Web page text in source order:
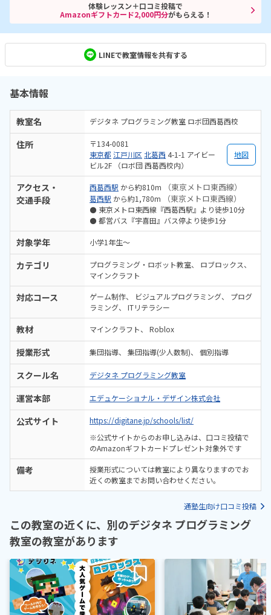
体験レッスン＋口コミ投稿で
Amazonギフトカード2,000円分がもらえる！
LINEで教室情報を共有する
基本情報
教室名 デジタネ プログラミング教室 ロボ団西葛西校
住所
〒134-0081
東京都 江戸川区 北葛西 4-1-1 アイビー
ビル2F （ロボ団 西葛西校内）
地図
アクセス・
交通手段
西葛西駅 から約810m （東京メトロ東西線）
葛西駅 から約1,780m （東京メトロ東西線）
⚫️ 東京メトロ東西線『西葛西駅』より徒歩10分
⚫️ 都営バス『宇喜田』バス停より徒歩1分
対象学年 小学1年生～
カテゴリ プログラミング・ロボット教室
ロブロックス
マインクラフト
対応コース ゲーム制作 ビジュアルプログラミング
プログ
ラミング
ITリテラシー
教材 マインクラフト Roblox
授業形式 集団指導 集団指導(少人数制) 個別指導
スクール名 デジタネ プログラミング教室
運営本部 エデュケーショナル・デザイン株式会社
公式サイト
https://digitane.jp/schools/list/
※公式サイトからのお申し込みは、口コミ投稿で
のAmazonギフトカードプレゼント対象外です
備考
授業形式については教室により異なりますのでお
近くの教室までお問い合わせください。
通塾生向け口コミ投稿
この教室の近くに、別のデジタネ プログラミング
教室の教室があります